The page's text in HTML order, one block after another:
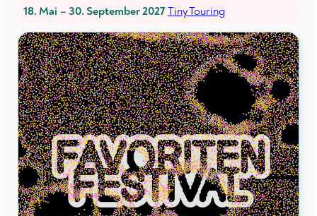
18. Mai – 30. September 2027 Tiny Touring